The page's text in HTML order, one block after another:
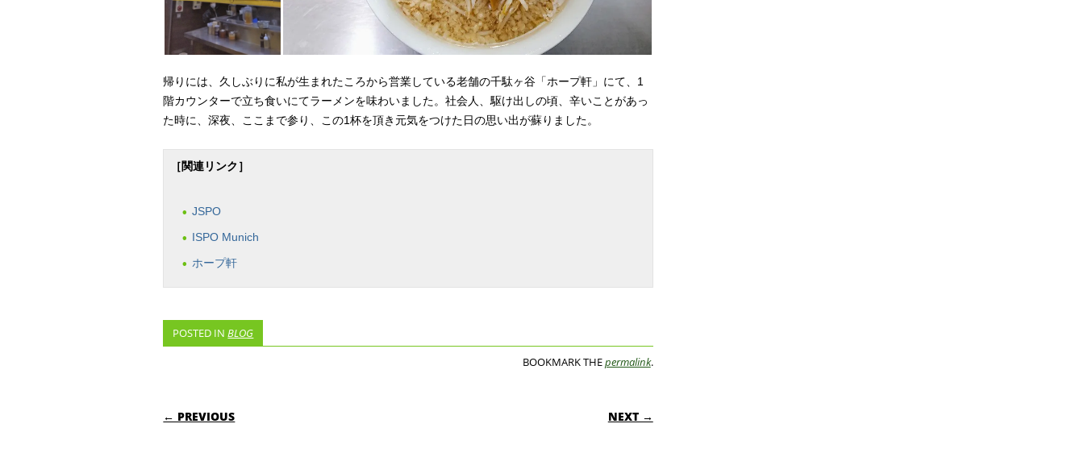
帰りには、久しぶりに私が生まれたころから営業している老舗の千駄ヶ谷「ホープ軒」にて、1
階カウンターで立ち食いにてラーメンを味わいました。社会人、駆け出しの頃、辛いことがあっ
た時に、深夜、ここまで参り、この1杯を頂き元気をつけた日の思い出が蘇りました。
［関連リンク］
JSPO
ISPO Munich
ホープ軒
POSTED INBLOG
BOOKMARK THEpermalink.
POST NAVIGATION
← PREVIOUS NEXT →